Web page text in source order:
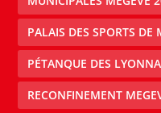
PALAIS DES SPORTS DE
PÉTANQUE DES
RECONFINEMENT